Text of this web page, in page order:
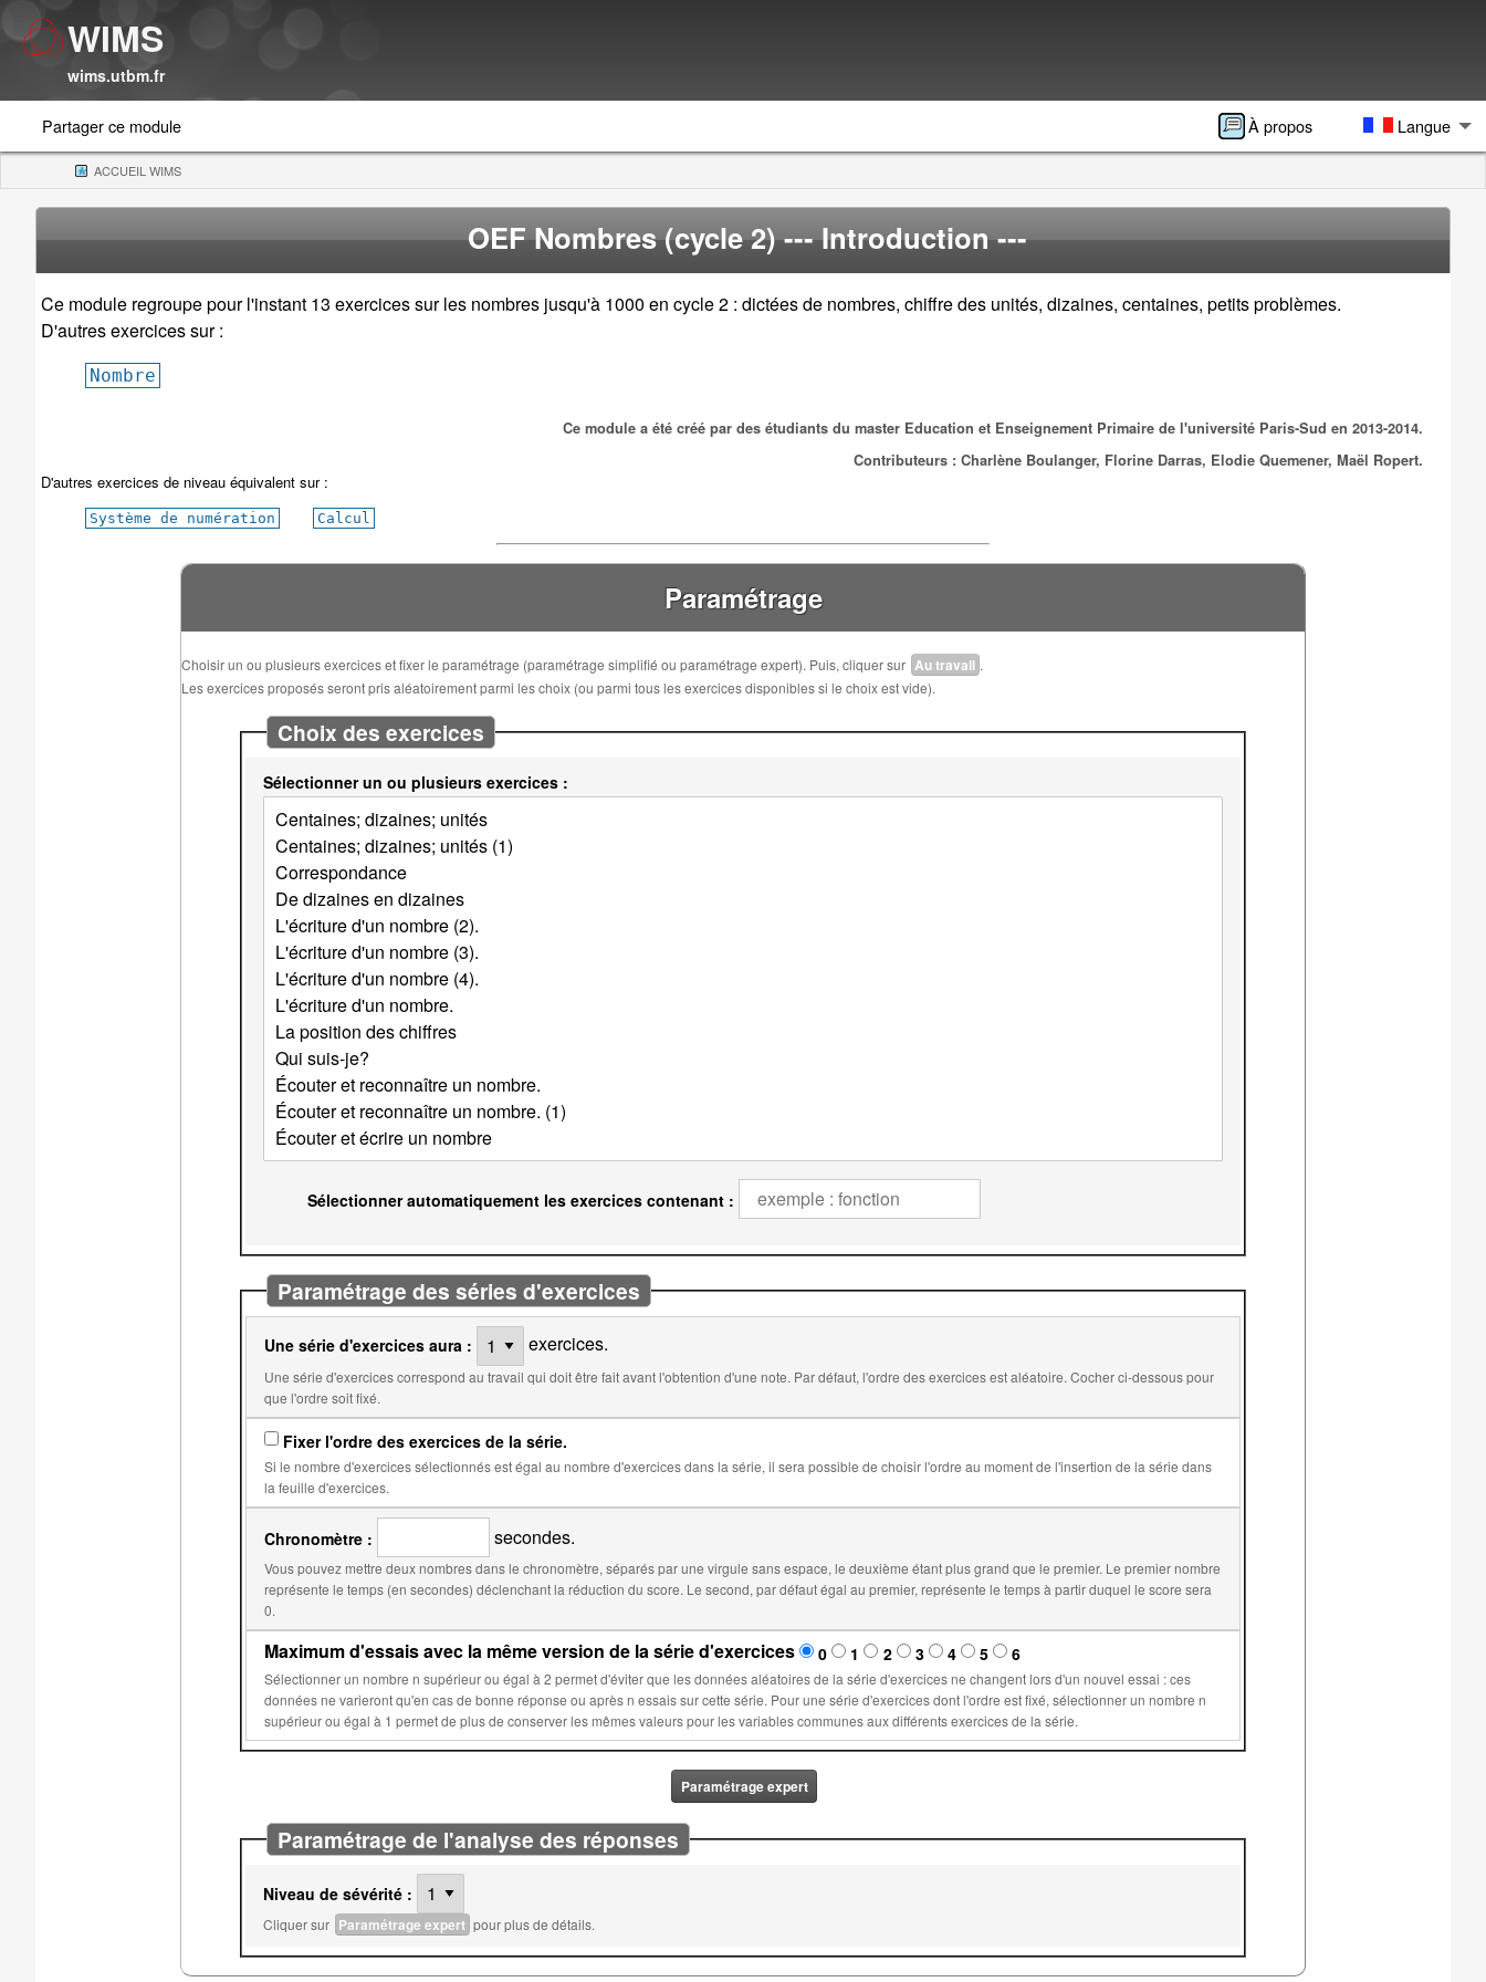
WIMS
wims.utbm.fr
Partager ce module À propos Langue
ACCUEIL WIMS(CURRENT)
OEF Nombres (cycle 2)--- Introduction ---
Ce module regroupe pour l'instant 13 exercices sur les nombres jusqu'à 1000 en cycle 2 : dictées de nombres, chiffre des unités, dizaines, centaines, petits problèmes.
D'autres exercices sur :
Nombre
Ce module a été créé par des étudiants du master Education et Enseignement Primaire de l'université Paris-Sud en 2013-2014.
Contributeurs : Charlène Boulanger, Florine Darras, Elodie Quemener, Maël Ropert.
D'autres exercices de niveau équivalent sur :
Système de numération Calcul
Paramétrage
Choisir un ou plusieurs exercices et fixer le paramétrage (paramétrage simplifié ou paramétrage expert). Puis, cliquer sur Au travail .
Les exercices proposés seront pris aléatoirement parmi les choix (ou parmi tous les exercices disponibles si le choix est vide).
Choix des exercices
Sélectionner un ou plusieurs exercices :
Sélectionner automatiquement les exercices contenant :
Paramétrage des séries d'exercices
Une série d'exercices aura : exercices.
Une série d'exercices correspond au travail qui doit être fait avant l'obtention d'une note. Par défaut, l'ordre des exercices est aléatoire. Cocher ci-dessous pour
que l'ordre soit fixé.
Fixer l'ordre des exercices de la série.
Si le nombre d'exercices sélectionnés est égal au nombre d'exercices dans la série, il sera possible de choisir l'ordre au moment de l'insertion de la série dans
la feuille d'exercices.
Chronomètre : secondes.
Vous pouvez mettre deux nombres dans le chronomètre, séparés par une virgule sans espace, le deuxième étant plus grand que le premier. Le premier nombre
représente le temps (en secondes) déclenchant la réduction du score. Le second, par défaut égal au premier, représente le temps à partir duquel le score sera
0.
Maximum d'essais avec la même version de la série d'exercices 0 1 2 3 4 5 6
Sélectionner un nombre n supérieur ou égal à 2 permet d'éviter que les données aléatoires de la série d'exercices ne changent lors d'un nouvel essai : ces
données ne varieront qu'en cas de bonne réponse ou après n essais sur cette série. Pour une série d'exercices dont l'ordre est fixé, sélectionner un nombre n
supérieur ou égal à 1 permet de plus de conserver les mêmes valeurs pour les variables communes aux différents exercices de la série.
Paramétrage expert
Paramétrage de l'analyse des réponses
Niveau de sévérité :
Cliquer sur Paramétrage expert pour plus de détails.